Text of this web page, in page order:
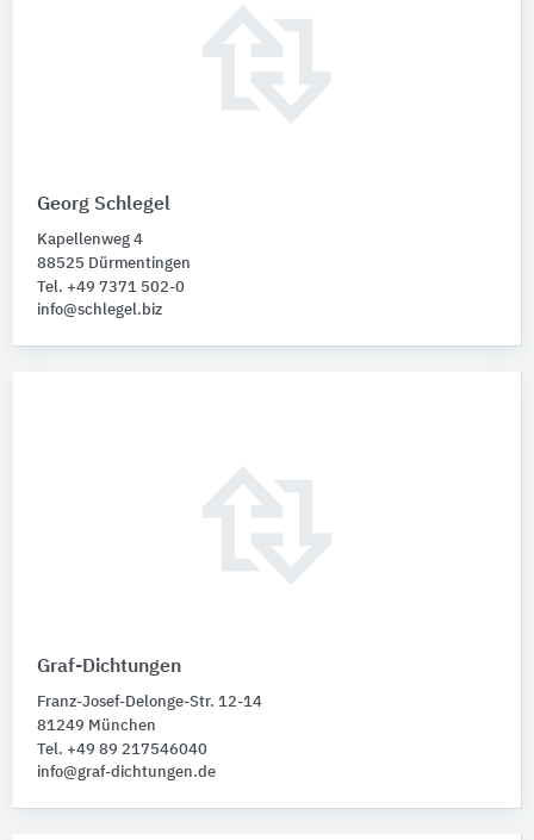
Georg Schlegel
Kapellenweg 4
88525 Dürmentingen
Tel. +49 7371 502-0
info@schlegel.biz
Graf-Dichtungen
Franz-Josef-Delonge-Str. 12-14
81249 München
Tel. +49 89 217546040
info@graf-dichtungen.de